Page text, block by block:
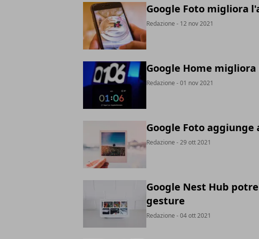
Google Foto migliora
Redazione - 12 nov 2021
Google Home
Redazione - 01 nov 2021
Google Foto
Redazione - 29 ott 2021
Google Nest Hub
gesture
Redazione - 04 ott 2021